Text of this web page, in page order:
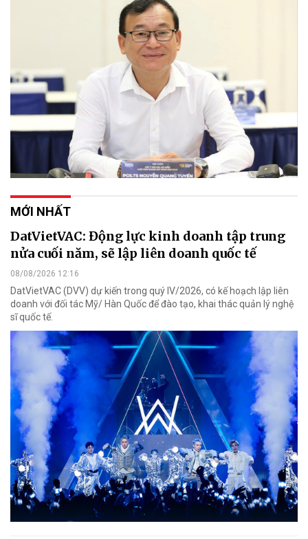
MỚI NHẤT
DatVietVAC: Động lực kinh doanh tập trung
nửa cuối năm, sẽ lập liên doanh quốc tế
08/08/2026 12:16
DatVietVAC (DVV) dự kiến trong quý IV/2026, có kế hoạch lập liên
doanh với đối tác Mỹ/ Hàn Quốc để đào tạo, khai thác quản lý nghệ
sĩ quốc tế.